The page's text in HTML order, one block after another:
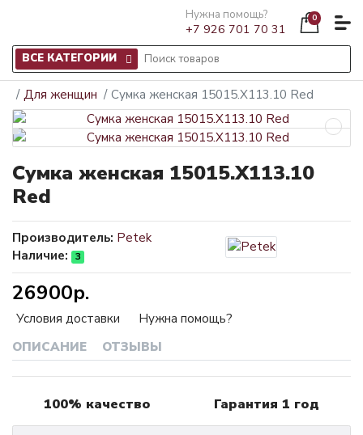
Нужна помощь?
+7 926 701 70 31
0
ВСЕ КАТЕГОРИИ
Для женщин Сумка женская 15015.X113.10 Red
Сумка женская 15015.X113.10
Red
ОПИСАНИЕ ОТЗЫВЫ
Производитель: Petek
Наличие:
3
26900р.
Условия доставки Нужна помощь?
100% качество Гарантия 1 год